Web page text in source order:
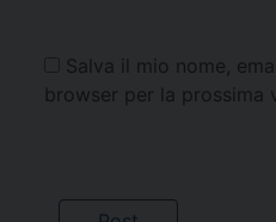
Salva il mio nome,
browser per la prossima